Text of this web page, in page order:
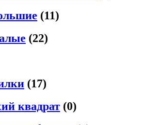
(11)
(22)
(17)
квадрат (0)